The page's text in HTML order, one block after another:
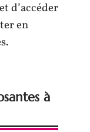
d’accéder
en
à